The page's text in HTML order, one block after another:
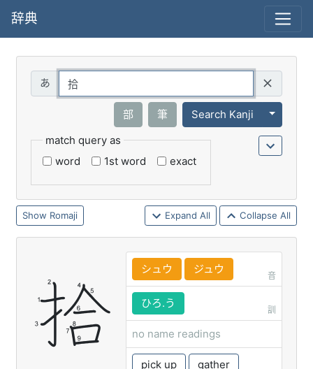
辞典
部 筆 Search Kanji
Toggle
match query as
word
1st word exact
Romaji Expand All Collapse All
拾 シュウ ジュウ
音
ひろ.う
訓
no name readings
pick up
gather